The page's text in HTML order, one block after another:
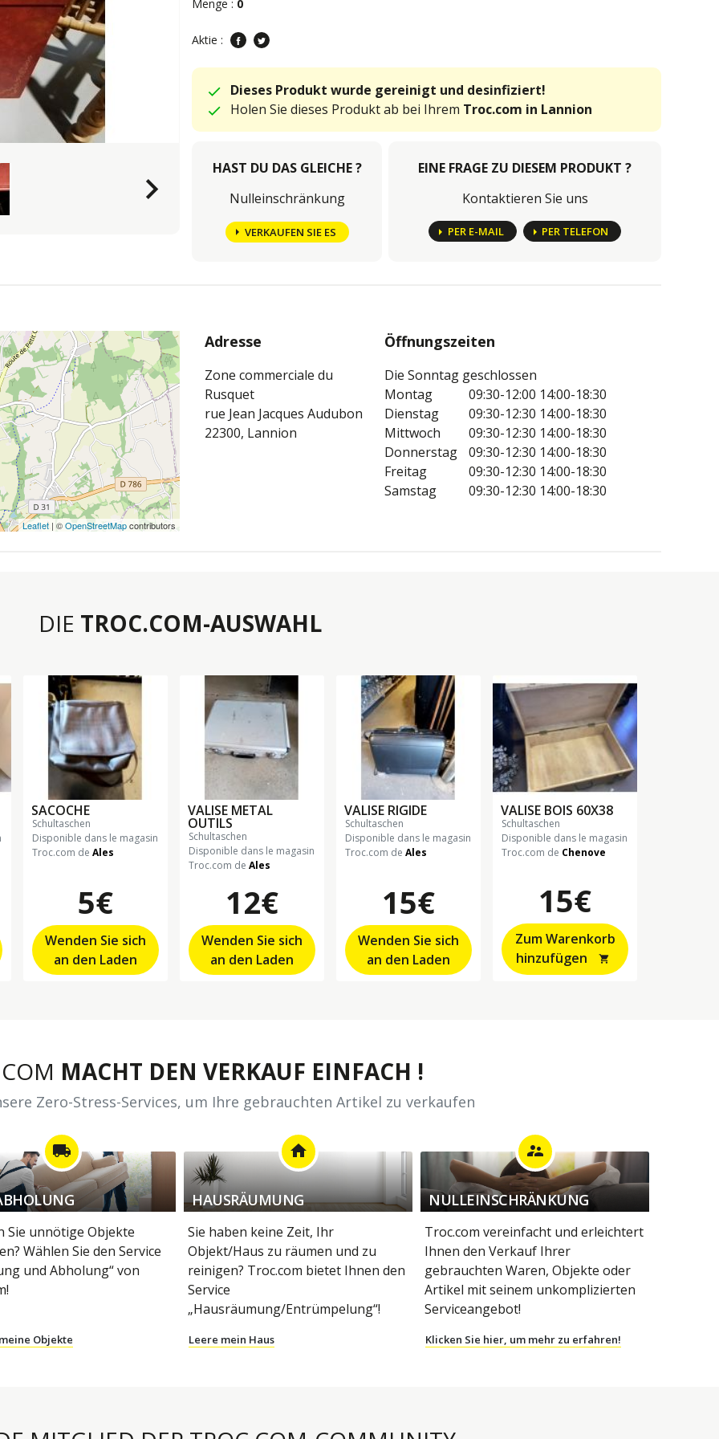
keyboard_arrow_right
Menge : 0
Aktie :
Dieses Produkt wurde gereinigt und desinfiziert!
Holen Sie dieses Produkt ab bei Ihrem Troc.com in Lannion
HAST DU DAS GLEICHE ?
Nulleinschränkung
VERKAUFEN SIE ES
EINE FRAGE ZU DIESEM PRODUKT ?
Kontaktieren Sie uns
PER E-MAIL PER TELEFON
Leaflet | ©OpenStreetMapcontributors
Adresse
Zone commerciale du
Rusquet
rue Jean Jacques Audubon
22300, Lannion
Öffnungszeiten
Die Sonntag geschlossen
Montag
09:30-12:00 14:00-18:30
Dienstag
09:30-12:30 14:00-18:30
Mittwoch
09:30-12:30 14:00-18:30
Donnerstag
09:30-12:30 14:00-18:30
Freitag
09:30-12:30 14:00-18:30
Samstag
09:30-12:30 14:00-18:30
DIE TROC.COM-AUSWAHL
SACOCHE
schultaschen
Disponible dans le magasin
Troc.com de Ales
5€
Wenden Sie sich
an den Laden
VALISE METAL
OUTILS
schultaschen
Disponible dans le magasin
Troc.com de Ales
12€
Wenden Sie sich
an den Laden
VALISE RIGIDE
schultaschen
Disponible dans le magasin
Troc.com de Ales
15€
Wenden Sie sich
an den Laden
VALISE BOIS 60X38
schultaschen
Disponible dans le magasin
Troc.com de Chenove
15€
Zum Warenkorb
hinzufügen
shopping_cart
MACHT DEN VERKAUF EINFACH !
Zero-Stress-Services, um Ihre gebrauchten Artikel zu verkaufen
local_shipping
Sie unnötige Objekte
Wählen Sie den Service
und Abholung“ von
Objekte
home
HAUSRÄUMUNG
Sie haben keine Zeit, Ihr
Objekt/Haus zu räumen und zu
reinigen? Troc.com bietet Ihnen den
Service
„Hausräumung/Entrümpelung“!
Leere mein Haus
supervisor_account
NULLEINSCHRÄNKUNG
Troc.com vereinfacht und erleichtert
Ihnen den Verkauf Ihrer
gebrauchten Waren, Objekte oder
Artikel mit seinem unkomplizierten
Serviceangebot!
Klicken Sie hier, um mehr zu erfahren!